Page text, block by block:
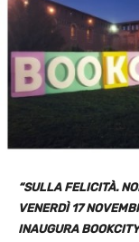
“SULLA FELICITÀ.
VENERDÌ 17
INAUGURA